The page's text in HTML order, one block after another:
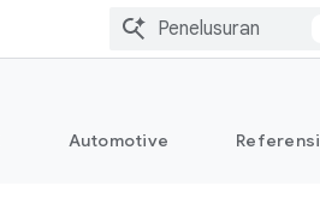
Automotive Referensi